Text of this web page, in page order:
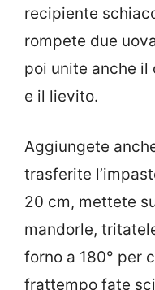
recipiente
rompete due
poi unite anche il
e il lievito.
Aggiungete
trasferite
20 cm, mettete
mandorle,
forno a 180° per
frattempo fate